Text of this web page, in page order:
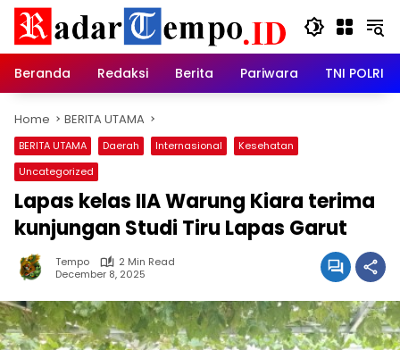
Skip
content
Beranda
Redaksi Berita Pariwara TNI POLRI
Home BERITA UTAMA
BERITA UTAMA Daerah Internasional
Kesehatan
Uncategorized
Lapas kelas IIA Warung Kiara terima
kunjungan Studi Tiru Lapas Garut
Tempo
2 Min Read
December 8, 2025